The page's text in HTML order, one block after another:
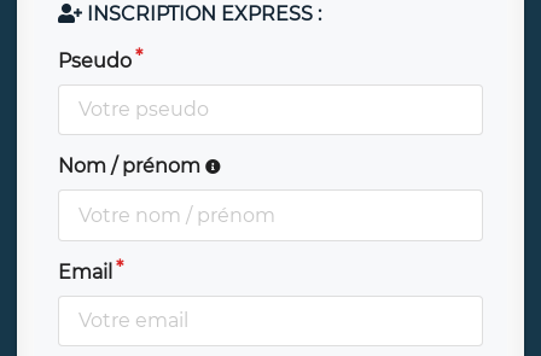
INSCRIPTION EXPRESS :
Pseudo
Nom / prénom
Email